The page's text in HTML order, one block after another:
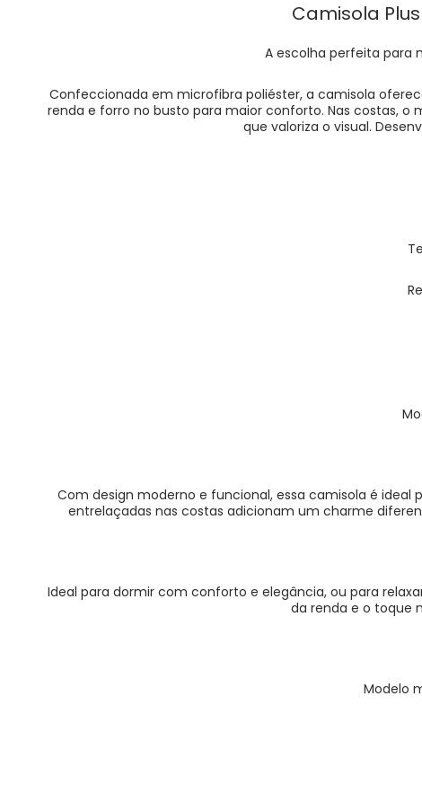
Camisola
A escolha perfeita para
Confeccionada em microfibra poliéster, a camisola
renda e forro no busto para maior conforto. Nas costas,
que valoriza o visual.
Com design moderno e funcional, essa camisola é
entrelaçadas nas costas adicionam um charme
Ideal para dormir com conforto e elegância, ou para
da renda e o toque
Modelo